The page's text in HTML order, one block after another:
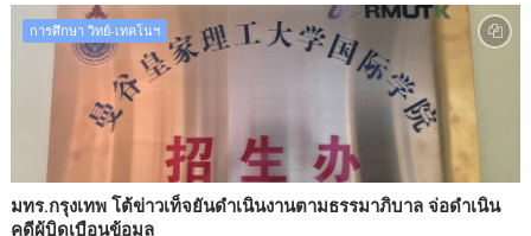
การศึกษา วิทย์-เทคโนฯ
มทร.กรุงเทพ โต้ข่าวเท็จยันดำเนินงานตามธรรมาภิบาล จ่อดำเนิน
คดีผู้บิดเบือนข้อมูล